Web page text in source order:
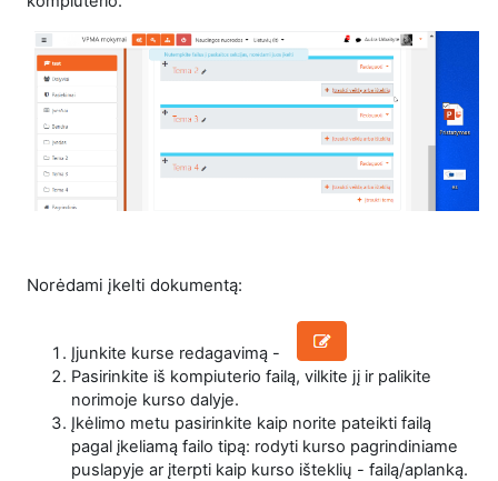
Norėdami įkelti dokumentą:
Įjunkite kurse redagavimą -
Pasirinkite iš kompiuterio failą, vilkite jį ir palikite
norimoje kurso dalyje.
Įkėlimo metu pasirinkite kaip norite pateikti failą
pagal įkeliamą failo tipą: rodyti kurso pagrindiniame
puslapyje ar įterpti kaip kurso išteklių - failą/aplanką.